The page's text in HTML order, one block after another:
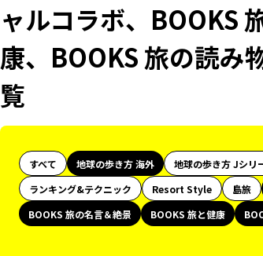
ャルコラボ、BOOKS
康、BOOKS 旅の読み
覧
すべて 地球の歩き方 海外 地球の歩き方 Jシリ
ランキング&テクニック
Resort Style 島旅
BOOKS 旅の名言＆絶景
BOOKS 旅と健康